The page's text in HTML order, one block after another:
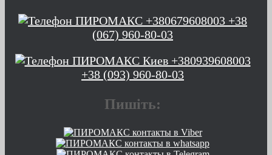
+38
(067) 960-80-03
+38 (093) 960-80-03
Пишіть: